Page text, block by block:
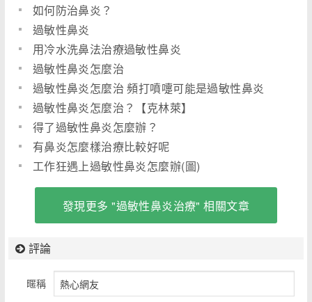
如何防治鼻炎？
過敏性鼻炎
用冷水洗鼻法治療過敏性鼻炎
過敏性鼻炎怎麼治
過敏性鼻炎怎麼治 頻打噴嚏可能是過敏性鼻炎
過敏性鼻炎怎麼治？【克林萊】
得了過敏性鼻炎怎麼辦？
有鼻炎怎麼樣治療比較好呢
工作狂遇上過敏性鼻炎怎麼辦(圖)
發現更多 "過敏性鼻炎治療" 相關文章
評論
暱稱